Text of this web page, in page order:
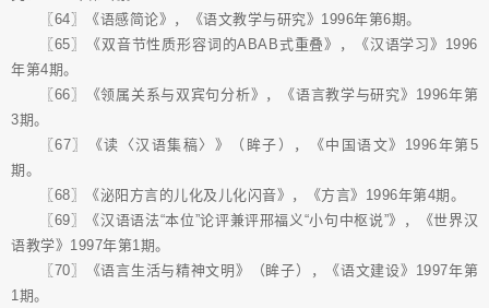
〖64〗《语感简论》，《语文教学与研究》1996年第6期。
〖65〗《双音节性质形容词的ABAB式重叠》，《汉语学习》1996
年第4期。
〖66〗《领属关系与双宾句分析》，《语言教学与研究》1996年第
3期。
〖67〗《读〈汉语集稿〉》（眸子），《中国语文》1996年第5
期。
〖68〗《泌阳方言的儿化及儿化闪音》，《方言》1996年第4期。
〖69〗《汉语语法“本位”论评兼评邢福义“小句中枢说”》，《世界汉
语教学》1997年第1期。
〖70〗《语言生活与精神文明》（眸子），《语文建设》1997年第
1期。